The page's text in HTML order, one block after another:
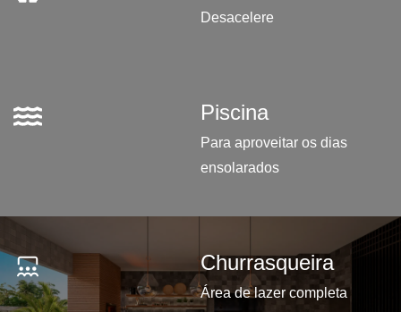
Desacelere
Piscina
Para aproveitar os dias
ensolarados
Churrasqueira
Área de lazer completa